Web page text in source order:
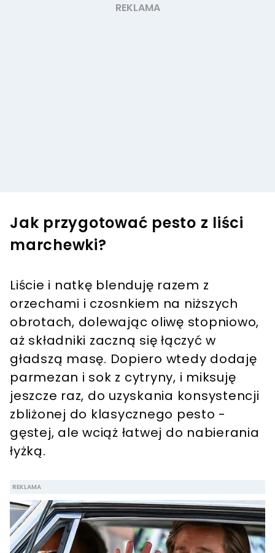
Jak przygotować pesto z liści
marchewki?
Liście i natkę blenduję razem z
orzechami i czosnkiem na niższych
obrotach, dolewając oliwę stopniowo,
aż składniki zaczną się łączyć w
gładszą masę. Dopiero wtedy dodaję
parmezan i sok z cytryny, i miksuję
jeszcze raz, do uzyskania konsystencji
zbliżonej do klasycznego pesto -
gęstej, ale wciąż łatwej do nabierania
łyżką.